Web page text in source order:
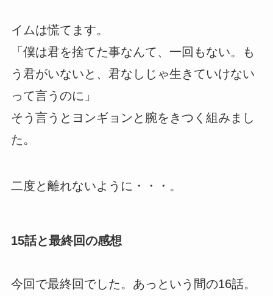
イムは慌てます。
「僕は君を捨てた事なんて、一回もない。も
う君がいないと、君なしじゃ生きていけない
って言うのに」
そう言うとヨンギョンと腕をきつく組みまし
た。
二度と離れないように・・・。
15話と最終回の感想
今回で最終回でした。あっという間の16話。